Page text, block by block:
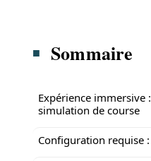
Sommaire
Expérience immersive
simulation de course
Configuration requise